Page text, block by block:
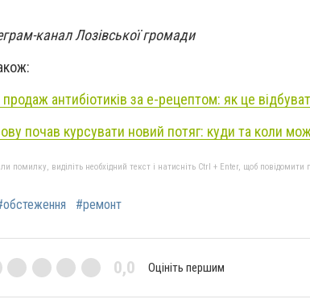
канал Лозівської громади
антибіотиків за е-рецептом: як це
почав курсувати новий потяг: куди та коли
помилку, виділіть необхідний текст і натисніть Ctrl + Enter, щоб повідомити
#ремонт
0,0 Оцініть першим